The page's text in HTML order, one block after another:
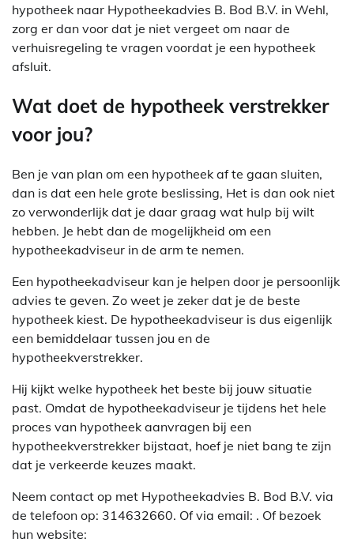
hypotheek naar Hypotheekadvies B. Bod B.V. in Wehl,
zorg er dan voor dat je niet vergeet om naar de
verhuisregeling te vragen voordat je een hypotheek
afsluit.
Wat doet de hypotheek verstrekker
voor jou?
Ben je van plan om een hypotheek af te gaan sluiten,
dan is dat een hele grote beslissing, Het is dan ook niet
zo verwonderlijk dat je daar graag wat hulp bij wilt
hebben. Je hebt dan de mogelijkheid om een
hypotheekadviseur in de arm te nemen.
Een hypotheekadviseur kan je helpen door je persoonlijk
advies te geven. Zo weet je zeker dat je de beste
hypotheek kiest. De hypotheekadviseur is dus eigenlijk
een bemiddelaar tussen jou en de
hypotheekverstrekker.
Hij kijkt welke hypotheek het beste bij jouw situatie
past. Omdat de hypotheekadviseur je tijdens het hele
proces van hypotheek aanvragen bij een
hypotheekverstrekker bijstaat, hoef je niet bang te zijn
dat je verkeerde keuzes maakt.
Neem contact op met Hypotheekadvies B. Bod B.V. via
de telefoon op: 314632660. Of via email: . Of bezoek
hun website: